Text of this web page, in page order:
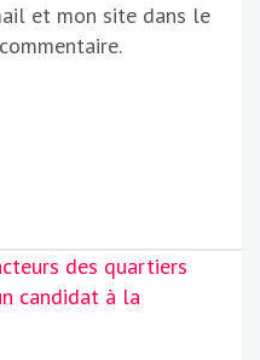
et mon site dans le
des quartiers
candidat à la